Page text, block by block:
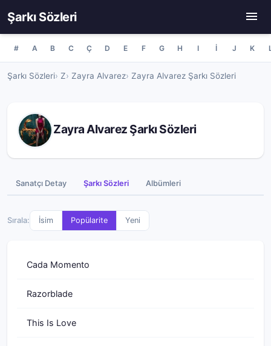
Şarkı Sözleri
# A B C Ç D E F G H I İ J K
Şarkı Sözleri Z Zayra Alvarez Zayra Alvarez Şarkı Sözleri
Zayra Alvarez Şarkı Sözleri
Sanatçı Detay Şarkı Sözleri Albümleri
Sırala: İsim Popülarite Yeni
Cada Momento
Razorblade
This Is Love